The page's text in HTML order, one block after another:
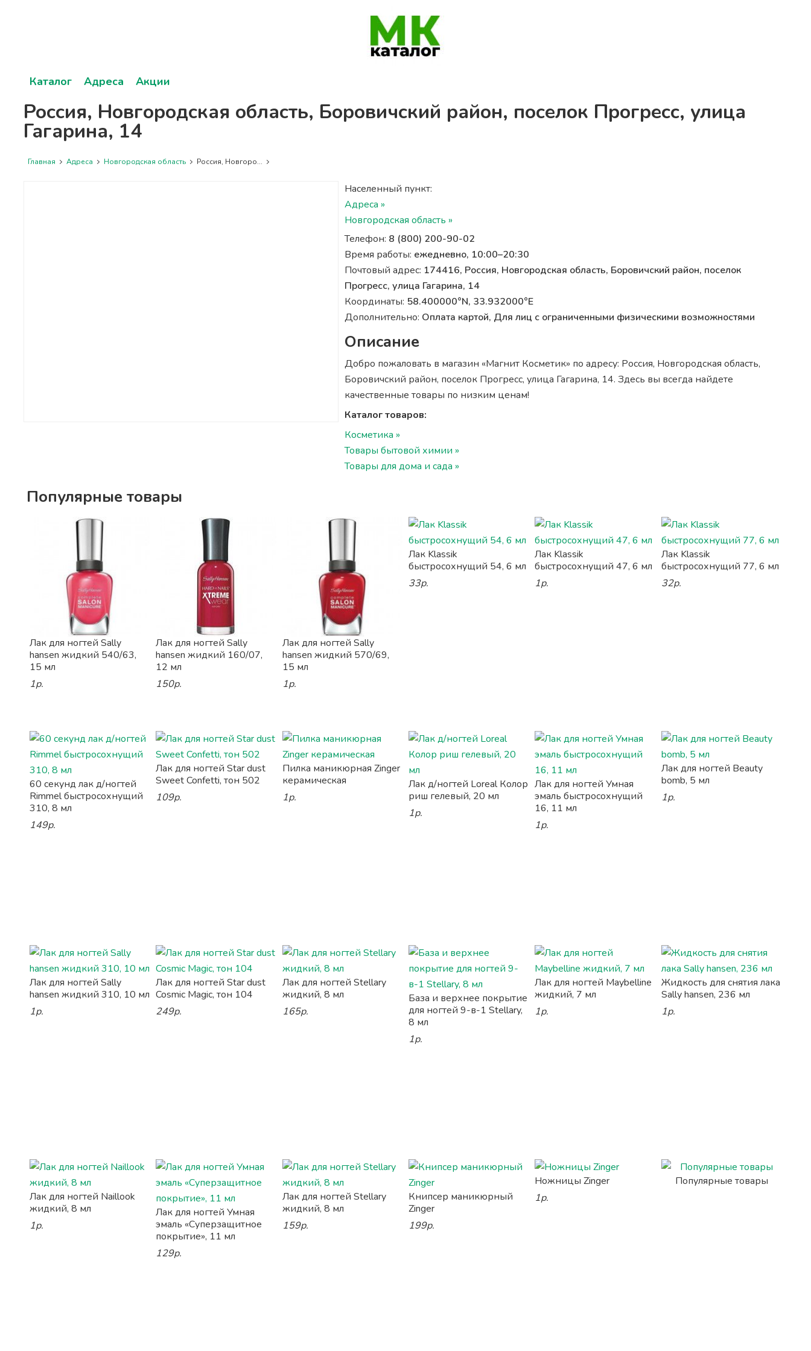
Каталог Адреса Акции
Россия, Новгородская область, Боровичский район, поселок Прогресс, улица
Гагарина, 14
Главная Адреса Новгородская область Россия, Новгоро...
Населенный пункт:
Адреса »
Новгородская область »
Телефон: 8 (800) 200-90-02
Время работы: ежедневно, 10:00–20:30
Почтовый адрес: 174416, Россия, Новгородская область, Боровичский район, поселок
Прогресс, улица Гагарина, 14
Координаты: 58.400000°N, 33.932000°E
Дополнительно: Оплата картой, Для лиц с ограниченными физическими возможностями
Описание
Добро пожаловать в магазин «Магнит Косметик» по адресу: Россия, Новгородская область,
Боровичский район, поселок Прогресс, улица Гагарина, 14. Здесь вы всегда найдете
качественные товары по низким ценам!
Каталог товаров:
Косметика »
Товары бытовой химии »
Товары для дома и сада »
Популярные товары
Лак для ногтей Sally
hansen жидкий 540/63,
15 мл
1р.
Лак для ногтей Sally
hansen жидкий 160/07,
12 мл
150р.
Лак для ногтей Sally
hansen жидкий 570/69,
15 мл
1р.
Лак Klassik
быстросохнущий 54, 6 мл
33р.
Лак Klassik
быстросохнущий 47, 6 мл
1р.
Лак Klassik
быстросохнущий 77, 6 мл
32р.
60 секунд лак д/ногтей
Rimmel быстросохнущий
310, 8 мл
149р.
Лак для ногтей Star dust
Sweet Confetti, тон 502
109р.
Пилка маникюрная Zinger
керамическая
1р.
Лак д/ногтей Loreal Колор
риш гелевый, 20 мл
1р.
Лак для ногтей Умная
эмаль быстросохнущий
16, 11 мл
1р.
Лак для ногтей Beauty
bomb, 5 мл
1р.
Лак для ногтей Sally
hansen жидкий 310, 10 мл
1р.
Лак для ногтей Star dust
Cosmic Magic, тон 104
249р.
Лак для ногтей Stellary
жидкий, 8 мл
165р.
База и верхнее покрытие
для ногтей 9-в-1 Stellary,
8 мл
1р.
Лак для ногтей Maybelline
жидкий, 7 мл
1р.
Жидкость для снятия лака
Sally hansen, 236 мл
1р.
Лак для ногтей Naillook
жидкий, 8 мл
1р.
Лак для ногтей Умная
эмаль «Суперзащитное
покрытие», 11 мл
129р.
Лак для ногтей Stellary
жидкий, 8 мл
159р.
Книпсер маникюрный
Zinger
199р.
Ножницы Zinger
1р.
Популярные товары